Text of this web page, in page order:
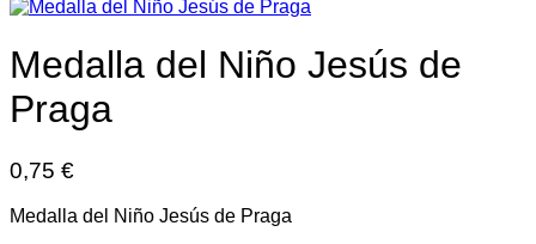
Medalla del Niño Jesús de
Praga
0,75 €
Medalla del Niño Jesús de Praga